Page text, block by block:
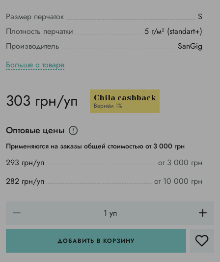
Размер перчаток
S
Плотность перчатки
5 г/м² (standart+)
Производитель
SanGig
Больше о товаре
303 грн/уп Chila cashback
Вернём 1%
Оптовые цены
Применяются на заказы общей стоимостью от 3 000 грн
293 грн/уп
от 3 000 грн
282 грн/уп
от 10 000 грн
ДОБАВИТЬ В КОРЗИНУ